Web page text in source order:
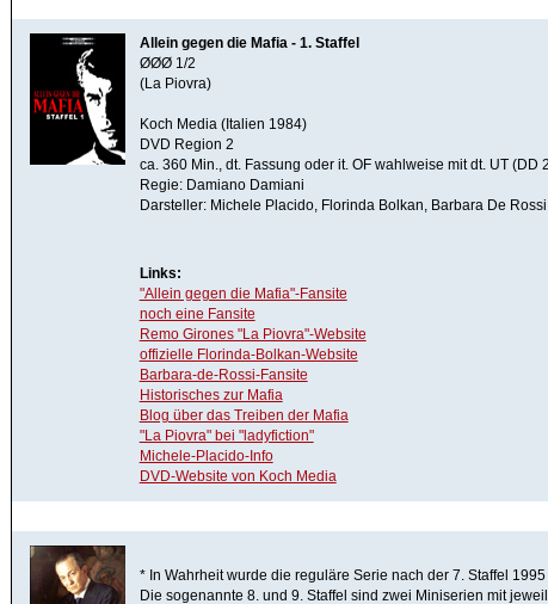
Allein gegen die Mafia - 1. Staffel
ØØØ 1/2
(La Piovra)
Koch Media (Italien 1984)
DVD Region 2
ca. 360 Min., dt. Fassung oder it. OF wahlweise mit dt. UT (DD
Regie: Damiano Damiani
Darsteller: Michele Placido, Florinda Bolkan, Barbara De Rossi
Links:
"Allein gegen die Mafia"-Fansite
noch eine Fansite
Remo Girones "La Piovra"-Website
offizielle Florinda-Bolkan-Website
Barbara-de-Rossi-Fansite
Historisches zur Mafia
Blog über das Treiben der Mafia
"La Piovra" bei "ladyfiction"
Michele-Placido-Info
DVD-Website von Koch Media
* In Wahrheit wurde die reguläre Serie nach der 7. Staffel 1995
Die sogenannte 8. und 9. Staffel sind zwei Miniserien mit